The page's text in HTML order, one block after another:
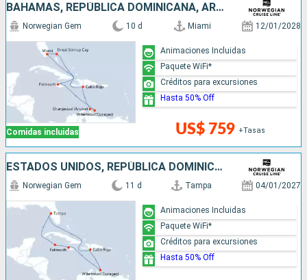
BAHAMAS, REPÚBLICA DOMINICANA, ARUBA, JAMAICA, ESTADOS UNIDOS
Comidas incluidas
Norwegian Gem 10 d Miami 12/01/2028
US$ 759 +Tasas
Animaciones Incluidas
Paquete WiFi*
Créditos para excursiones
Hasta 50% Off
ESTADOS UNIDOS, REPÚBLICA DOMINICANA, JAMAICA, ISLAS CAIMÁN
Norwegian Gem 11 d Tampa 04/01/2027
Animaciones Incluidas
Paquete WiFi*
Créditos para excursiones
Hasta 50% Off